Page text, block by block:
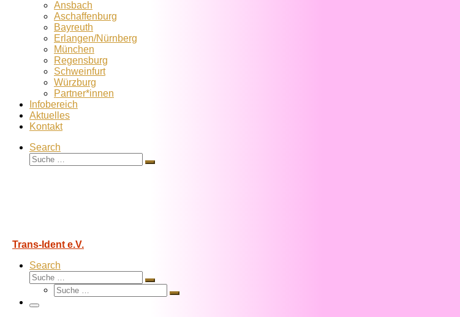
Ansbach
Aschaffenburg
Bayreuth
Erlangen/Nürnberg
München
Regensburg
Schweinfurt
Würzburg
Partner*innen
Infobereich
Aktuelles
Kontakt
Search
Suche
Suche
Trans-Ident e.V.
Search
Suche
Suche
Suche
Suche
Menü